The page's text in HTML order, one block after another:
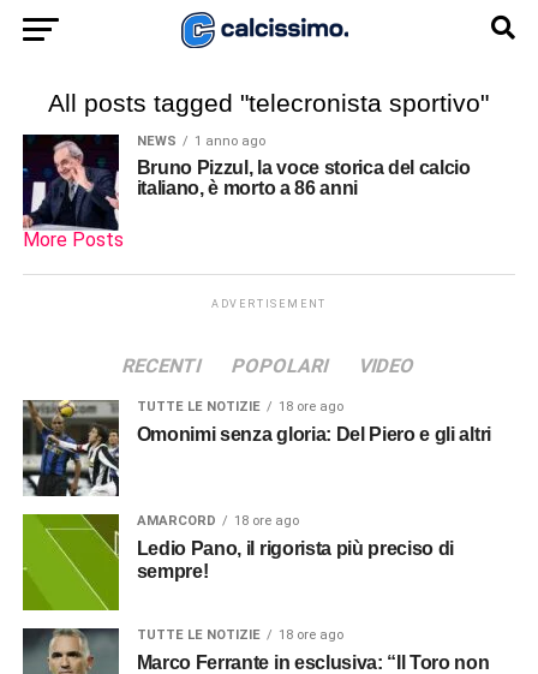
All posts tagged "telecronista sportivo"
NEWS 1 anno ago
Bruno Pizzul, la voce storica del calcio
italiano, è morto a 86 anni
More Posts
ADVERTISEMENT
RECENTI POPOLARI VIDEO
TUTTE LE NOTIZIE 18 ore ago
Omonimi senza gloria: Del Piero e gli altri
AMARCORD 18 ore ago
Ledio Pano, il rigorista più preciso di
sempre!
TUTTE LE NOTIZIE 18 ore ago
Marco Ferrante in esclusiva: “Il Toro non